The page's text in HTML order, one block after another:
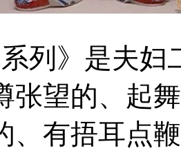
》是夫妇
张望的、起
、有捂耳点